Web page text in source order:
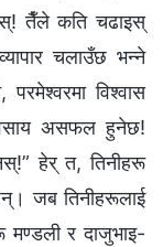
तैँले कति चढाइस्
चलाउँछ भन्ने
विश्‍वास
असफल हुनेछ!
हेर् त, तिनीहरू
जब तिनीहरूलाई
मण्डली र दाजुभाइ-